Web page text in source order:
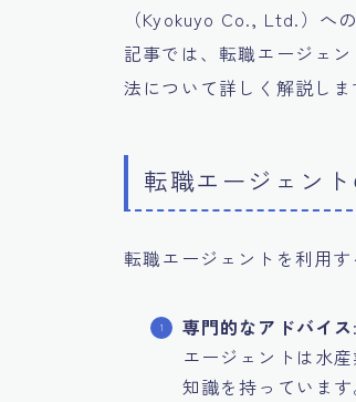
（Kyokuyo Co., Ltd.）へ
記事では、転職エージェ
法について詳しく解説しま
転職エージェン
転職エージェントを利用
専門的なアドバイス:
エージェントは水
知識を持っていま